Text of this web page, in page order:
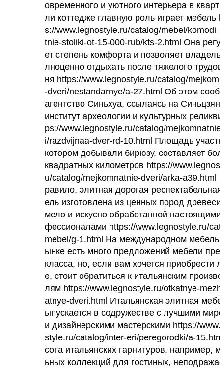
овременного и уютного интерьера в
ли коттедже главную роль играет мебель
s://www.legnostyle.ru/catalog/mebel/
tnie-stoliki-ot-15-000-rub/kts-2.html Она
ет степень комфорта и позволяет
лноценно отдыхать после тяжелого
ня https://www.legnostyle.ru/catalog/
-dveri/nestandarnye/a-27.html Об этом
агентство Синьхуа, ссылаясь на
институт археологии и культурных
ps://www.legnostyle.ru/catalog/
i/razdvijnaa-dver-rd-10.html Площадь
котором добывали бирюзу, составляет
квадратных километров https://
u/catalog/mejkomnatnie-dveri/arka-a39.html
равило, элитная дорогая
ель изготовлена из ценных пород
мело и искусно обработанной
фессионалами https://www.legnostyle.ru/
mebel/g-1.html На международном
ынке есть много предложений мебели
класса, но, если вам хочется приобрести
е, стоит обратиться к итальянским
лям https://www.legnostyle.ru/otkatnye-
atnye-dveri.html Итальянская элитная
ыпускается в содружестве с лучшими
и дизайнерскими мастерскими https://
style.ru/catalog/inter-eri/peregorodki/a-
сота итальянских гарнитуров, например,
ьных коллекций для гостиных,